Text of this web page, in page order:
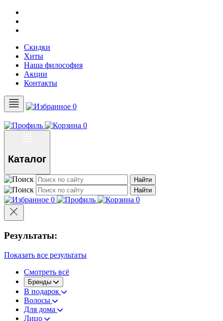
Скидки
Хиты
Наша философия
Акции
Контакты
0
0
Каталог
Найти
Найти
0 0
Результаты:
Показать все результаты
Смотреть всё
Бренды
В подарок
Волосы
Для дома
Лицо